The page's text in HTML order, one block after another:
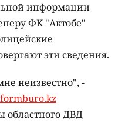
информации
ФК "Актобе"
эти сведения.
неизвестно", -
областного ДВД